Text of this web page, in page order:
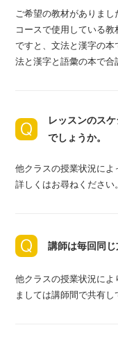
ご希望の教材がありま
コースで使用している
ですと、文法と漢字の本
法と漢字と語彙の本で合
レッスンのス
でしょうか。
他クラスの授業状況によ
詳しくはお尋ねください。
講師は毎回同じ
他クラスの授業状況によ
ましては講師間で共有し